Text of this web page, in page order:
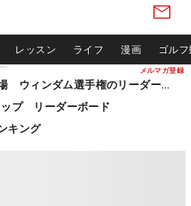
メルマガ登録
レッスン ライフ 漫画 ゴル
松山英樹ら出場 ウィンダム選手権のリーダーボード
プ リーダーボード
キング